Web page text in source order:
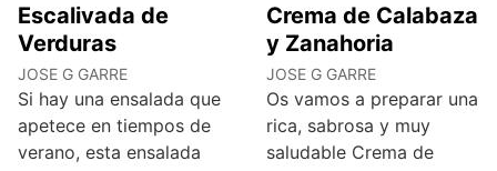
Escalivada de
Verduras
JOSE G GARRE
Si hay una ensalada que
apetece en tiempos de
verano, esta ensalada
Crema de Calabaza
y Zanahoria
JOSE G GARRE
Os vamos a preparar una
rica, sabrosa y muy
saludable Crema de